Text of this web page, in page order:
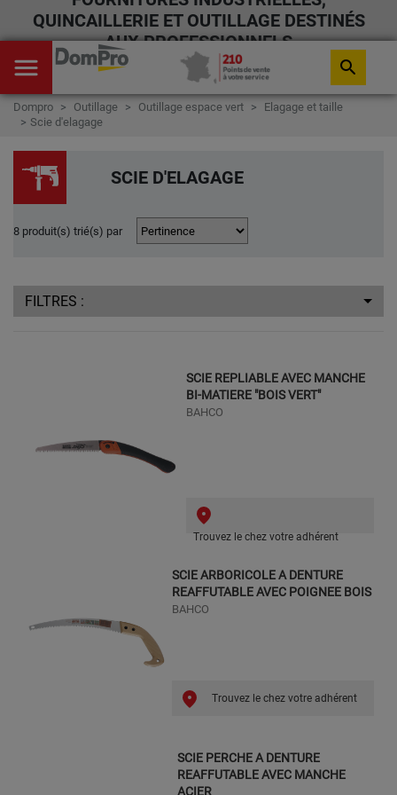
QUINCAILLERIE ET OUTILLAGE DESTINÉS
AUX PROFESSIONNELS
menu search
Dompro Outillage Outillage espace vert
Elagage et taille
Scie d'elagage
SCIE D'ELAGAGE
8 produit(s) trié(s) par
FILTRES :
SCIE REPLIABLE AVEC MANCHE
BI-MATIERE "BOIS VERT"
BAHCO
Trouvez le chez votre adhérent
SCIE ARBORICOLE A DENTURE
REAFFUTABLE AVEC POIGNEE BOIS
BAHCO
Trouvez le chez votre adhérent
SCIE PERCHE A DENTURE
REAFFUTABLE AVEC MANCHE
ACIER